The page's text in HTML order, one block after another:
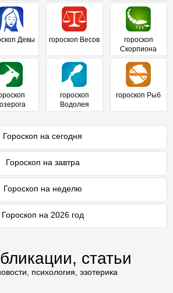
Девы гороскоп Весов
гороскоп
Скорпиона
гороскоп
Водолея
гороскоп Рыб
Гороскоп на сегодня
Гороскоп на завтра
Гороскоп на неделю
Гороскоп на 2026 год
статьи
психология, эзотерика